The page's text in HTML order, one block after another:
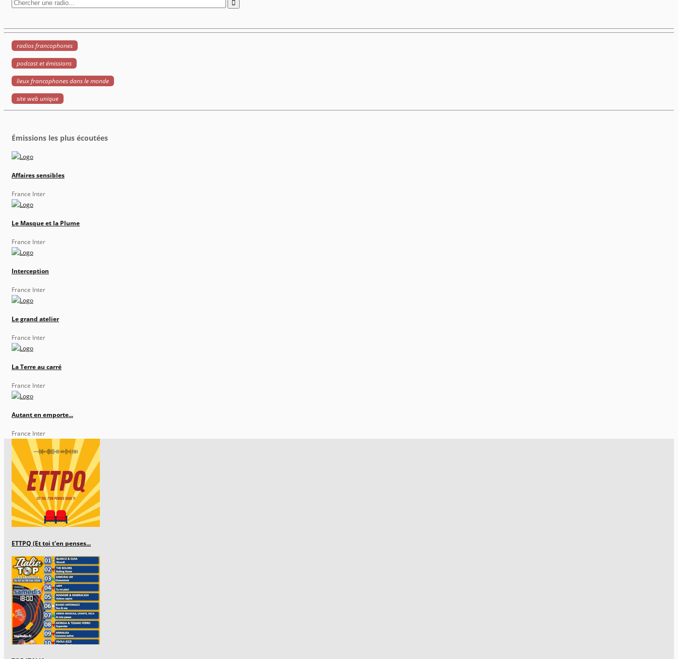
radios francophones
podcast et émissions
lieux francophones dans le monde
site web unique
Émissions les plus écoutées
Affaires sensibles
France Inter
Le Masque et la Plume
France Inter
Interception
France Inter
Le grand atelier
France Inter
La Terre au carré
France Inter
Autant en emporte...
France Inter
ETTPQ (Et toi t'en penses...